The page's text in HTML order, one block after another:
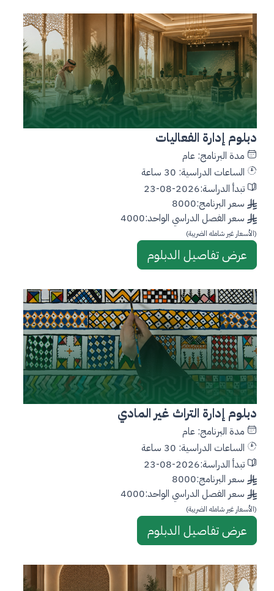
دبلوم إدارة الفعاليات
مدة البرنامج: عام
الساعات الدراسية: 30 ساعة
تبدأ الدراسة:2026-08-23
سعر البرنامج:8000
سعر الفصل الدراسي الواحد:4000
(الأسعار غير شامله الضريبة)
عرض تفاصيل الدبلوم
دبلوم إدارة التراث غير المادي
مدة البرنامج: عام
الساعات الدراسية: 30 ساعة
تبدأ الدراسة:2026-08-23
سعر البرنامج:8000
سعر الفصل الدراسي الواحد:4000
(الأسعار غير شامله الضريبة)
عرض تفاصيل الدبلوم